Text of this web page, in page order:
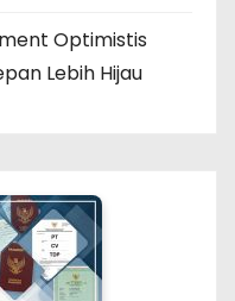
Optimistis
Lebih Hijau